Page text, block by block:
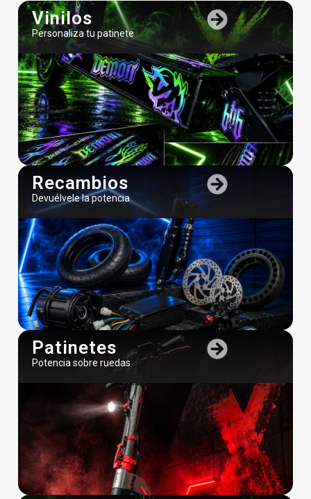
Vinilos
Personaliza tu patinete
Recambios
Devuélvele la potencia
Patinetes
Potencia sobre ruedas